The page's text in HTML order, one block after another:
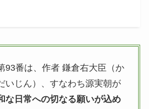
93番は、作者 鎌倉右大臣（か
いじん）、すなわち源実朝が
な日常への切なる願いが込め